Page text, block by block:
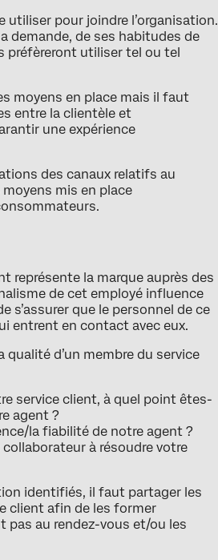
utiliser pour joindre l’organisation.
demande, de ses habitudes de
préfèreront utiliser tel ou tel
moyens en place mais il faut
entre la clientèle et
une expérience
des canaux relatifs au
mis en place
représente la marque auprès des
de cet employé influence
s’assurer que le personnel de ce
entrent en contact avec eux.
d’un membre du service
service client, à quel point êtes-
agent ?
la fiabilité de notre agent ?
à résoudre votre
identifiés, il faut partager les
client afin de les former
pas au rendez-vous et/ou les